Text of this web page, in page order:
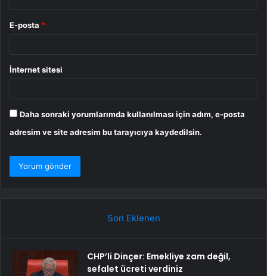
E-posta *
İnternet sitesi
Daha sonraki yorumlarımda kullanılması için adım, e-posta
adresim ve site adresim bu tarayıcıya kaydedilsin.
Son Eklenen
CHP’li Dinçer: Emekliye zam değil,
sefalet ücreti verdiniz